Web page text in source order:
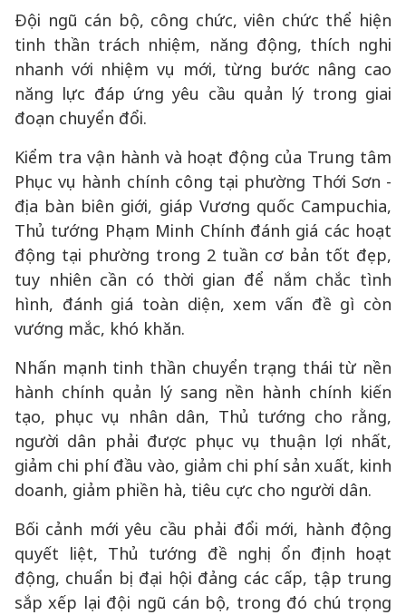
Đội ngũ cán bộ, công chức, viên chức thể hiện
tinh thần trách nhiệm, năng động, thích nghi
nhanh với nhiệm vụ mới, từng bước nâng cao
năng lực đáp ứng yêu cầu quản lý trong giai
đoạn chuyển đổi.
Kiểm tra vận hành và hoạt động của Trung tâm
Phục vụ hành chính công tại phường Thới Sơn -
địa bàn biên giới, giáp Vương quốc Campuchia,
Thủ tướng Phạm Minh Chính đánh giá các hoạt
động tại phường trong 2 tuần cơ bản tốt đẹp,
tuy nhiên cần có thời gian để nắm chắc tình
hình, đánh giá toàn diện, xem vấn đề gì còn
vướng mắc, khó khăn.
Nhấn mạnh tinh thần chuyển trạng thái từ nền
hành chính quản lý sang nền hành chính kiến
tạo, phục vụ nhân dân, Thủ tướng cho rằng,
người dân phải được phục vụ thuận lợi nhất,
giảm chi phí đầu vào, giảm chi phí sản xuất, kinh
doanh, giảm phiền hà, tiêu cực cho người dân.
Bối cảnh mới yêu cầu phải đổi mới, hành động
quyết liệt, Thủ tướng đề nghị ổn định hoạt
động, chuẩn bị đại hội đảng các cấp, tập trung
sắp xếp lại đội ngũ cán bộ, trong đó chú trọng